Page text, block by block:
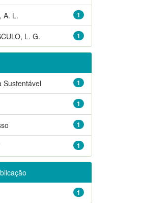
1
A. L.
1
L. G.
1
Sustentável
1
1
1
1